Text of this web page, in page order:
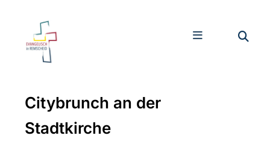
Citybrunch an der
Stadtkirche